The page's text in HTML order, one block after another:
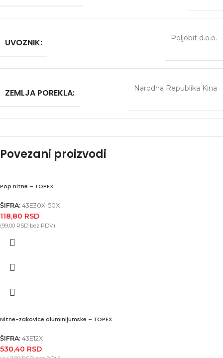
UVOZNIK: Poljobit d.o.o.
ZEMLJA POREKLA: Narodna Republika Kina
Povezani proizvodi
Pop nitne – TOPEX
ŠIFRA: 43E30X-50X
118,80 RSD
(99,00 RSD bez PDV)
Nitne-zakovice aluminijumske – TOPEX
ŠIFRA: 43E12X
530,40 RSD